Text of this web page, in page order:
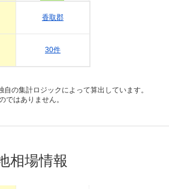
香取郡
30件
の集計ロジックによって算出しています。
ではありません。
相場情報